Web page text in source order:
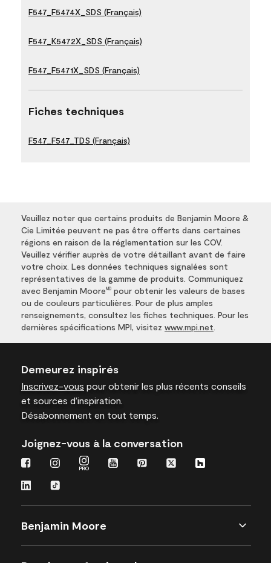
F547_F5474X_SDS (Français)
F547_K5472X_SDS (Français)
F547_F5471X_SDS (Français)
Fiches techniques
F547_F547_TDS (Français)
Veuillez noter que certains produits de Benjamin Moore &
Cie Limitée peuvent ne pas être offerts dans certaines
régions en raison de la réglementation sur les COV.
Veuillez vérifier auprès de votre détaillant avant de faire
votre choix. Les données techniques signalées sont
représentatives de la gamme de produits. Communiquez
avec Benjamin Moore MD pour obtenir les valeurs de bases
ou de couleurs particulières. Pour de plus amples
renseignements, consultez les fiches techniques. Pour les
dernières spécifications MPI, visitez www.mpi.net
Demeurez inspirés
Inscrivez-vous pour obtenir les plus récents conseils
et sources d’inspiration.
Désabonnement en tout temps.
Joignez-vous à la conversation
Benjamin Moore